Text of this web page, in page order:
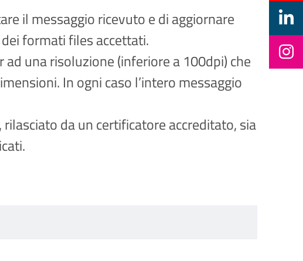
il messaggio ricevuto e di aggiornare
formati files accettati.
una risoluzione (inferiore a 100dpi) che
In ogni caso l’intero messaggio
da un certificatore accreditato, sia